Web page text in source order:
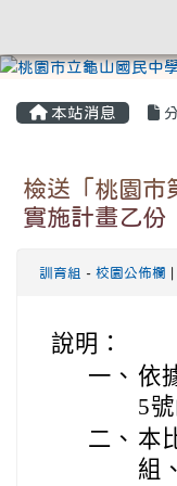
本站消息
檢送「桃園市
實施計畫乙份
訓育組 - 校園公佈欄
說明：
一、 依
5
二、 本
組